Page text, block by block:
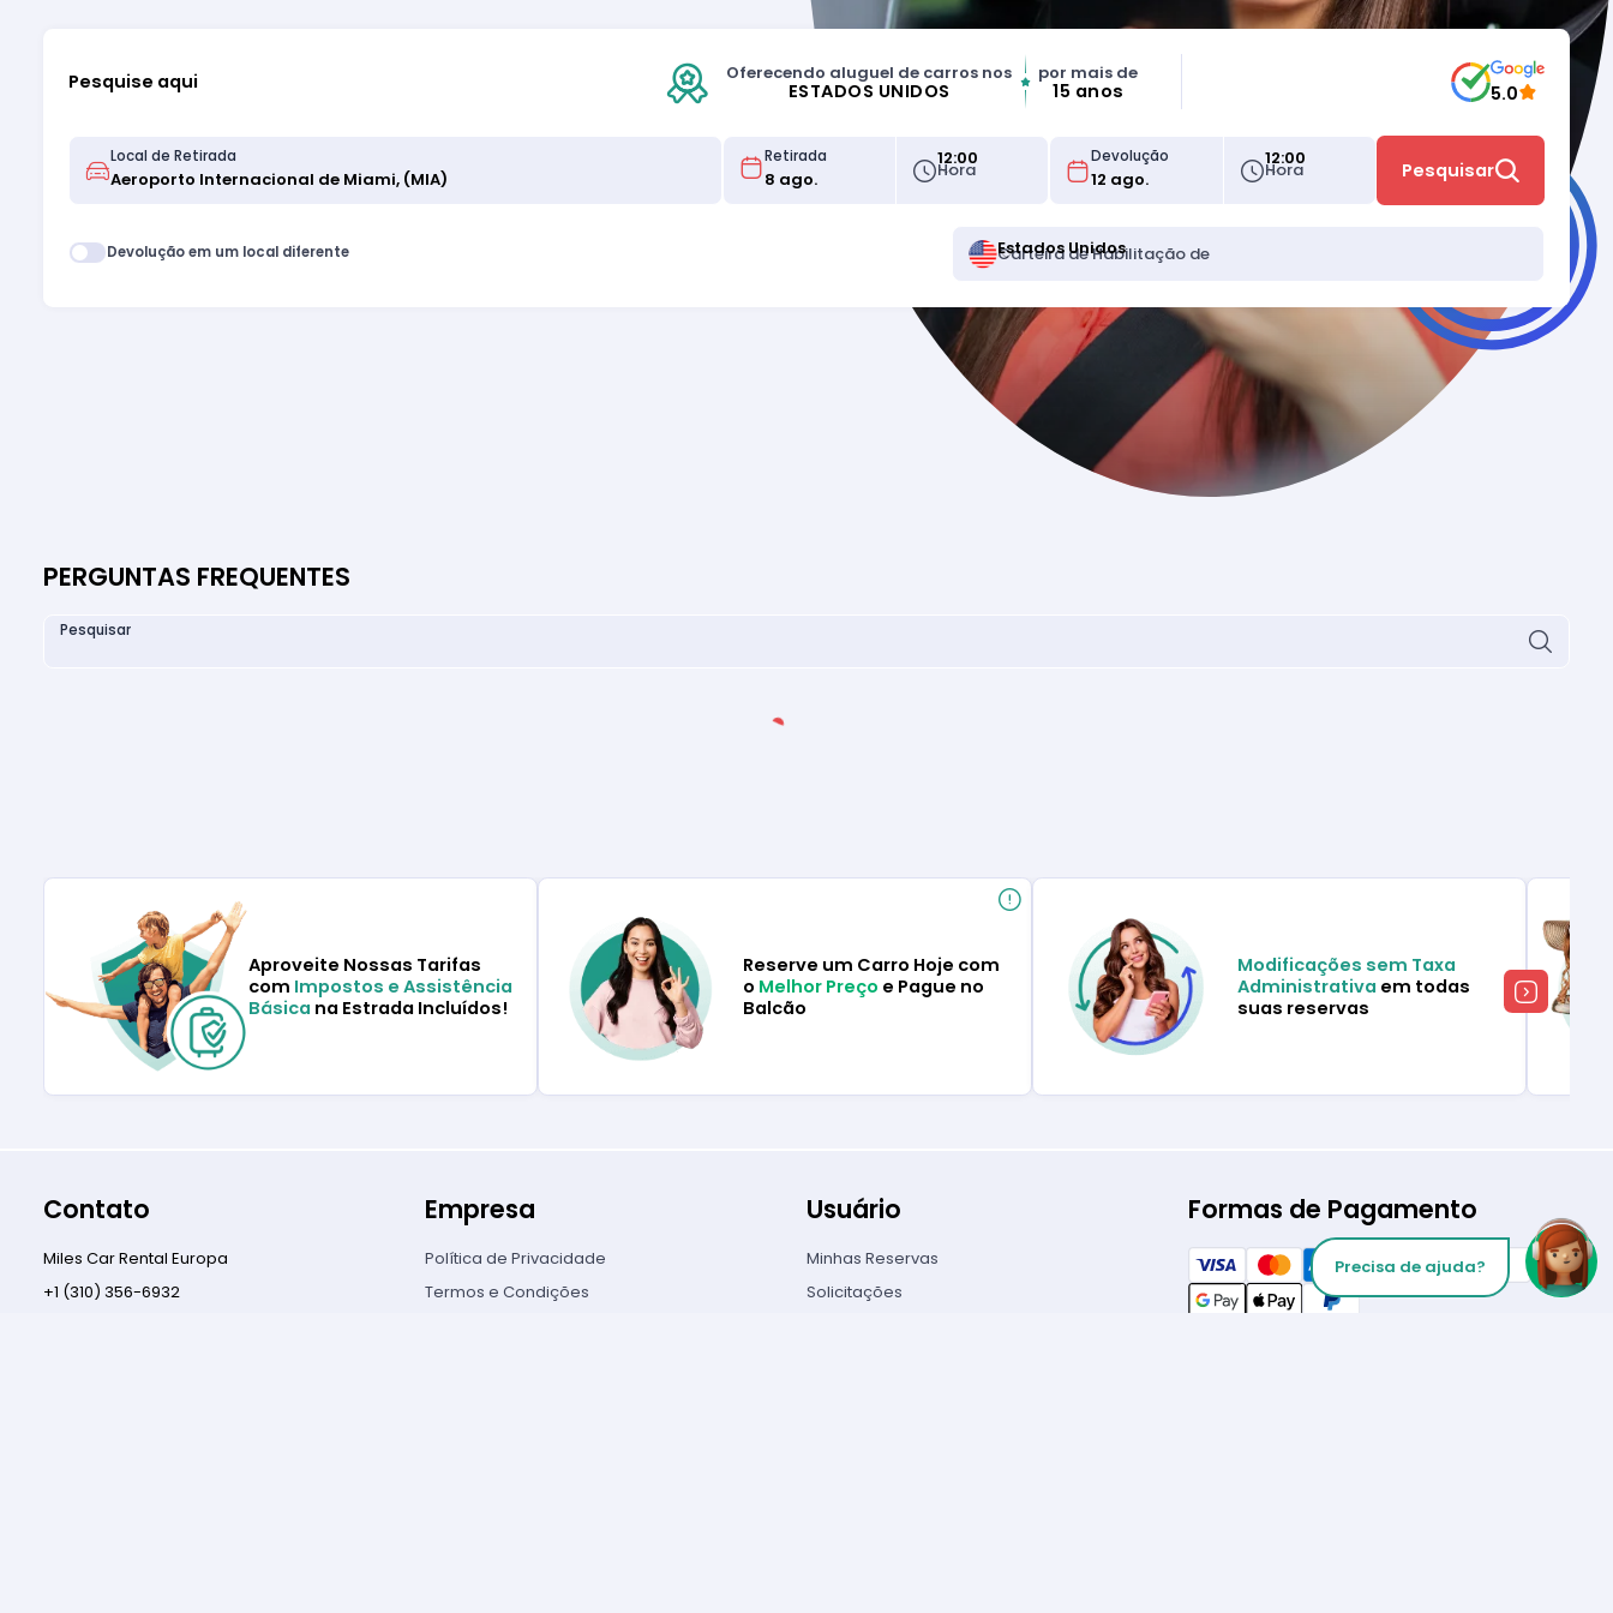
Pesquise aqui Oferecendo aluguel de carros nos
ESTADOS UNIDOS
por mais de
15 anos 5.0
Local de Retirada Retirada
Hora
12:00 Devolução
Hora
12:00
Pesquisar
Devolução em um local diferente Carteira de Habilitação de
Estados Unidos
PERGUNTAS FREQUENTES
Pesquisar
Aproveite Nossas Tarifas
com Impostos e Assistência
Básica na Estrada Incluídos!
Reserve um Carro Hoje com
o Melhor Preço e Pague no
Balcão
Modificações sem Taxa
Administrativa em todas
suas reservas
Precisa de ajuda?
Contato
Miles Car Rental Europa
+1 (310) 356-6932
Empresa
Política de Privacidade
Termos e Condições
Usuário
Minhas Reservas
Solicitações
Formas de Pagamento